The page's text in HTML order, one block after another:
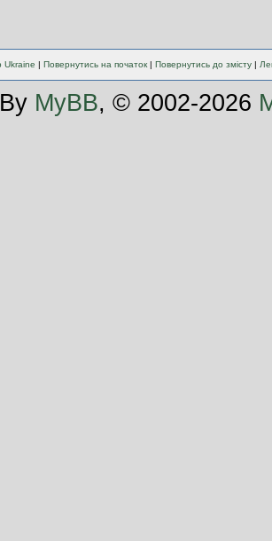
Ukraine | Повернутись на початок| Повернутись до змісту|
MyBB, © 2002-2026